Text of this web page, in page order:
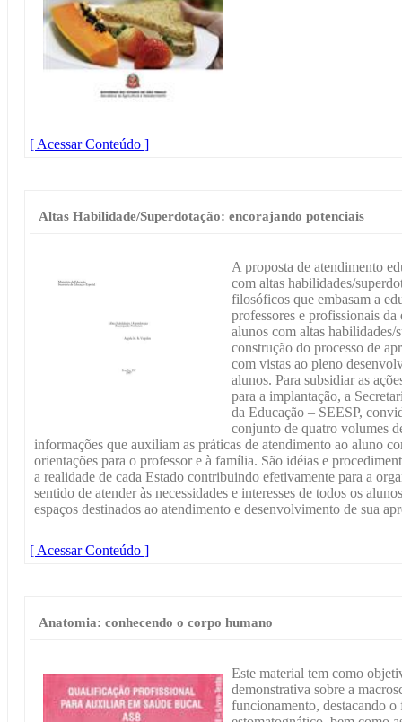
[ Acessar Conteúdo ]
Altas Habilidade/Superdotação: encorajando potenciais
A proposta de atendimento
com altas habilidades/
filosóficos que embasam a
professores e profissionais
alunos com altas
construção do processo de
com vistas ao pleno
alunos. Para subsidiar as
para a implantação, a
da Educação – SEESP,
conjunto de quatro volumes
informações que auxiliam as práticas de atendimento ao aluno
orientações para o professor e à família. São idéias e
a realidade de cada Estado contribuindo efetivamente para a
sentido de atender às necessidades e interesses de todos os
espaços destinados ao atendimento e desenvolvimento de sua
[ Acessar Conteúdo ]
Anatomia: conhecendo o corpo humano
Este material tem como
demonstrativa sobre a
funcionamento, destacando